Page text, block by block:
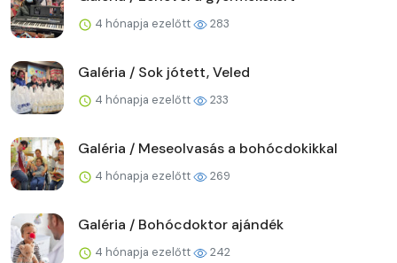
4 hónapja ezelőtt 283
Galéria / Sok jótett, Veled
4 hónapja ezelőtt 233
Galéria / Meseolvasás a bohócdokikkal
4 hónapja ezelőtt 269
Galéria / Bohócdoktor ajándék
4 hónapja ezelőtt 242